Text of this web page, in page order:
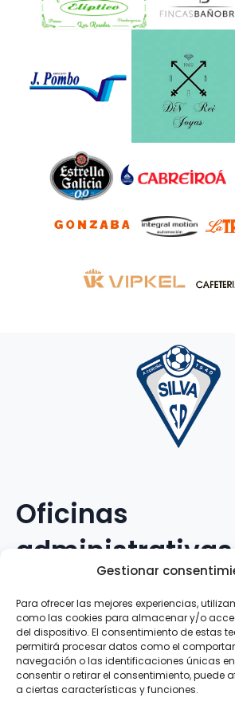
Gestionar
Para ofrecer las mejores experiencias,
como las cookies para almacenar y/o
del dispositivo. El consentimiento de estas
permitirá procesar datos como el
navegación o las identificaciones únicas en
consentir o retirar el consentimiento, puede
a ciertas características y funciones.
Oficinas
administrativas
Avenida Galileo Galilei, 12
15.008 · A Coruña · España
Teléfono:881.069.303
WhatsApp:616.897.466